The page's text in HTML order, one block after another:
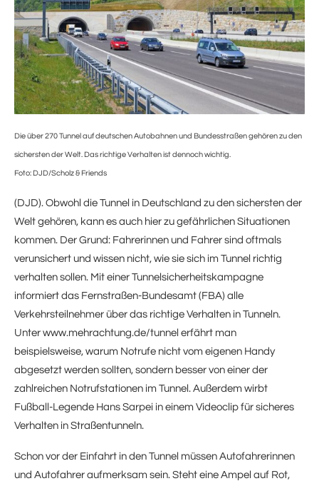
Die über 270 Tunnel auf deutschen Autobahnen und Bundesstraßen gehören zu den
sichersten der Welt. Das richtige Verhalten ist dennoch wichtig.
Foto: DJD/Scholz & Friends
(DJD). Obwohl die Tunnel in Deutschland zu den sichersten der
Welt gehören, kann es auch hier zu gefährlichen Situationen
kommen. Der Grund: Fahrerinnen und Fahrer sind oftmals
verunsichert und wissen nicht, wie sie sich im Tunnel richtig
verhalten sollen. Mit einer Tunnelsicherheitskampagne
informiert das Fernstraßen-Bundesamt (FBA) alle
Verkehrsteilnehmer über das richtige Verhalten in Tunneln.
Unter www.mehrachtung.de/tunnel erfährt man
beispielsweise, warum Notrufe nicht vom eigenen Handy
abgesetzt werden sollten, sondern besser von einer der
zahlreichen Notrufstationen im Tunnel. Außerdem wirbt
Fußball-Legende Hans Sarpei in einem Videoclip für sicheres
Verhalten in Straßentunneln.
Schon vor der Einfahrt in den Tunnel müssen Autofahrerinnen
und Autofahrer aufmerksam sein. Steht eine Ampel auf Rot,